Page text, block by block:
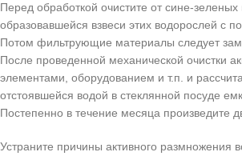
Перед обработкой очистите от сине-
образовавшейся взвеси этих водорослей
Потом фильтрующие материалы следует
После проведенной механической очистки
элементами, оборудованием и т.п. и
отстоявшейся водой в стеклянной посуде
Постепенно в течение месяца произведите
Устраните причины активного